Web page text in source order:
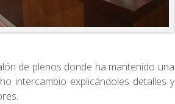
de plenos donde ha mantenido una
intercambio explicándoles detalles y